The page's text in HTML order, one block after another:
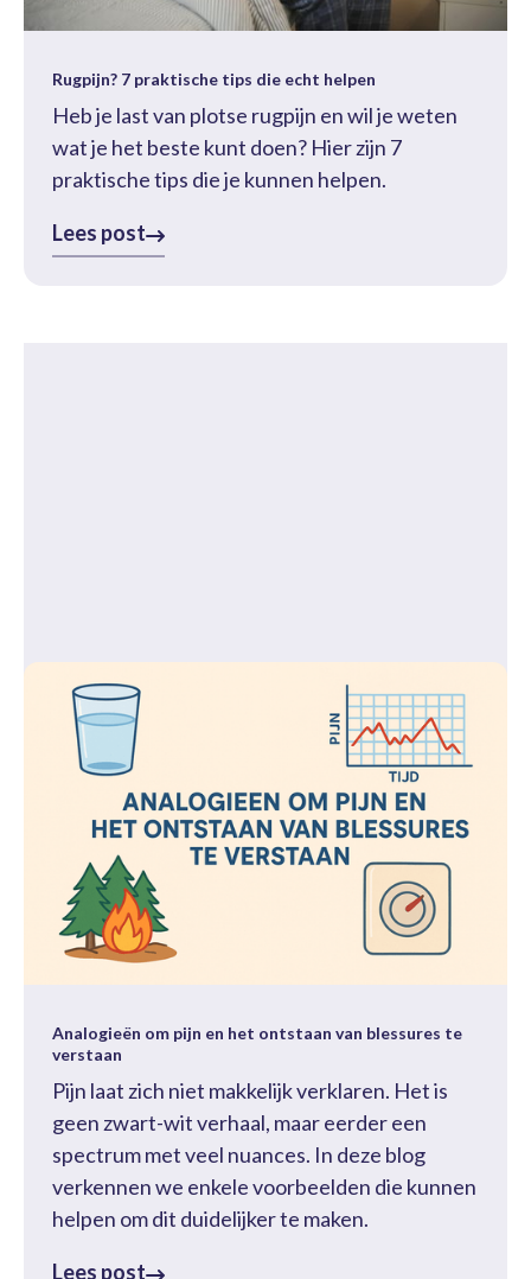
Rugpijn? 7 praktische tips die echt helpen
Heb je last van plotse rugpijn en wil je weten
wat je het beste kunt doen? Hier zijn 7
praktische tips die je kunnen helpen.
Lees post
Analogieën om pijn en het ontstaan van blessures te
verstaan
Pijn laat zich niet makkelijk verklaren. Het is
geen zwart-wit verhaal, maar eerder een
spectrum met veel nuances. In deze blog
verkennen we enkele voorbeelden die kunnen
helpen om dit duidelijker te maken.
Lees post